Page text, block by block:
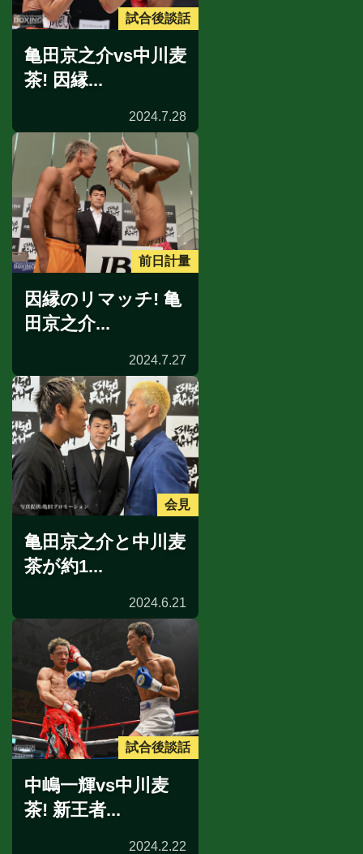
試合後談話
亀田京之介vs中川麦
茶! 因縁...
2024.7.28
前日計量
因縁のリマッチ! 亀
田京之介...
2024.7.27
会見
亀田京之介と中川麦
茶が約1...
2024.6.21
試合後談話
中嶋一輝vs中川麦
茶! 新王者...
2024.2.22